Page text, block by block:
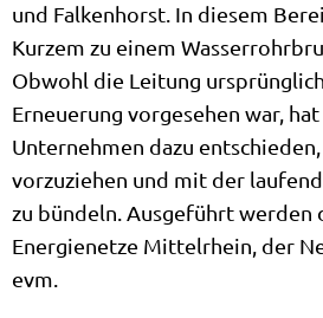
und Falkenhorst. In diesem
Kurzem zu einem
Obwohl die Leitung
Erneuerung vorgesehen war, hat
Unternehmen dazu
vorzuziehen und mit der
zu bündeln. Ausgeführt
Energienetze Mittelrhein, der
evm.